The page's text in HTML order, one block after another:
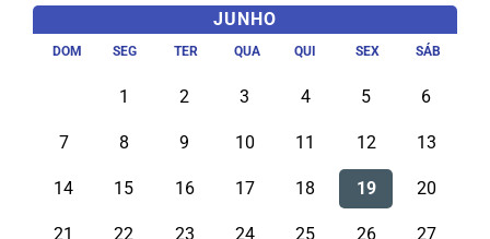
JUNHO
DOM SEG TER QUA QUI SEX SÁB
1 2 3 4 5 6
7 8 9 10 11 12 13
14 15 16 17 18 19 20
21 22 23 24 25 26 27